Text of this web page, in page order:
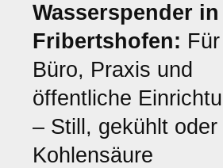
Wasserspender in
Fribertshofen: Für
Büro, Praxis und
öffentliche
– Still, gekühlt oder
Kohlensäure